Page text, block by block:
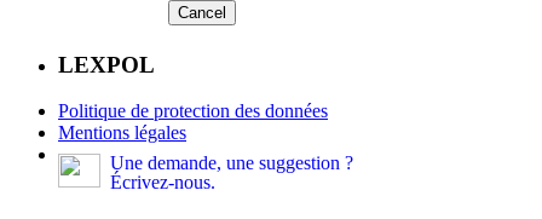
Cancel
LEXPOL
Politique de protection des données
Mentions légales
Une demande, une suggestion ?
Écrivez-nous.